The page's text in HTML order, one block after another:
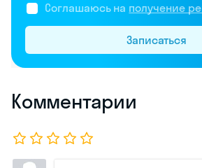
Соглашаюсь на получение
Записаться
Комментарии